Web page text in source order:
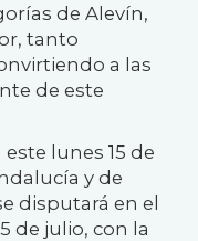
de Alevín,
tanto
a las
de este
lunes 15 de
y de
disputará en el
de julio, con la